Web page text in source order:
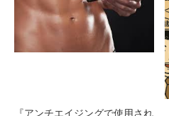
『アンチエイジングで使用され